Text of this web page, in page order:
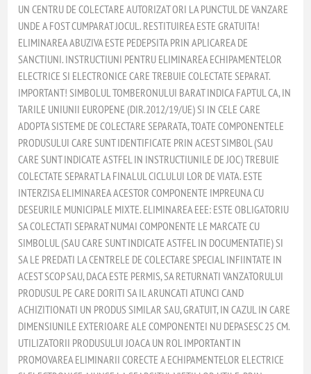
UN CENTRU DE COLECTARE AUTORIZAT ORI LA PUNCTUL DE VANZARE
UNDE A FOST CUMPARAT JOCUL. RESTITUIREA ESTE GRATUITA!
ELIMINAREA ABUZIVA ESTE PEDEPSITA PRIN APLICAREA DE
SANCTIUNI. INSTRUCTIUNI PENTRU ELIMINAREA ECHIPAMENTELOR
ELECTRICE SI ELECTRONICE CARE TREBUIE COLECTATE SEPARAT.
IMPORTANT! SIMBOLUL TOMBERONULUI BARAT INDICA FAPTUL CA, IN
TARILE UNIUNII EUROPENE (DIR.2012/19/UE) SI IN CELE CARE
ADOPTA SISTEME DE COLECTARE SEPARATA, TOATE COMPONENTELE
PRODUSULUI CARE SUNT IDENTIFICATE PRIN ACEST SIMBOL (SAU
CARE SUNT INDICATE ASTFEL IN INSTRUCTIUNILE DE JOC) TREBUIE
COLECTATE SEPARAT LA FINALUL CICLULUI LOR DE VIATA. ESTE
INTERZISA ELIMINAREA ACESTOR COMPONENTE IMPREUNA CU
DESEURILE MUNICIPALE MIXTE. ELIMINAREA EEE: ESTE OBLIGATORIU
SA COLECTATI SEPARAT NUMAI COMPONENTE LE MARCATE CU
SIMBOLUL (SAU CARE SUNT INDICATE ASTFEL IN DOCUMENTATIE) SI
SA LE PREDATI LA CENTRELE DE COLECTARE SPECIAL INFIINTATE IN
ACEST SCOP SAU, DACA ESTE PERMIS, SA RETURNATI VANZATORULUI
PRODUSUL PE CARE DORITI SA IL ARUNCATI ATUNCI CAND
ACHIZITIONATI UN PRODUS SIMILAR SAU, GRATUIT, IN CAZUL IN CARE
DIMENSIUNILE EXTERIOARE ALE COMPONENTEI NU DEPASESC 25 CM.
UTILIZATORII PRODUSULUI JOACA UN ROL IMPORTANT IN
PROMOVAREA ELIMINARII CORECTE A ECHIPAMENTELOR ELECTRICE